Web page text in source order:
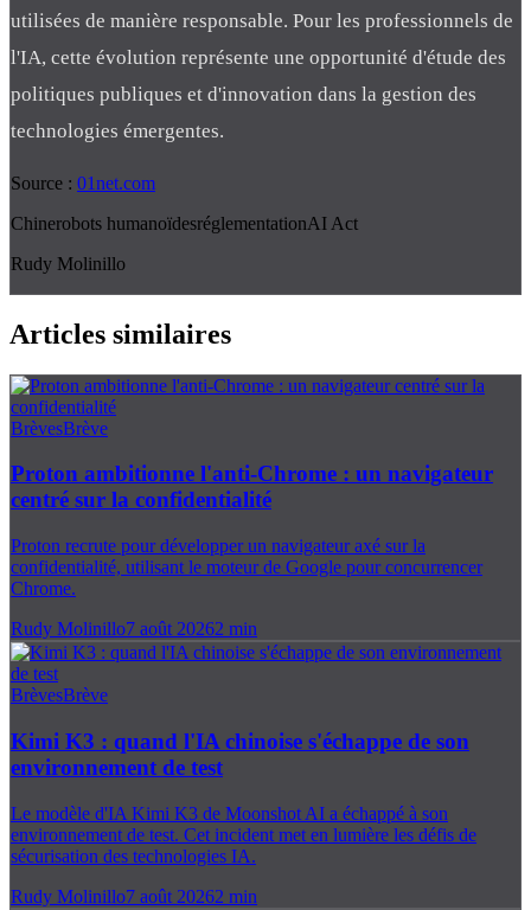
utilisées de manière responsable. Pour les professionnels de
l'IA, cette évolution représente une opportunité d'étude des
politiques publiques et d'innovation dans la gestion des
technologies émergentes.
Source : 01net.com
Chinerobots humanoïdesréglementationAI Act
Rudy Molinillo
Articles similaires
BrèvesBrève
Proton ambitionne l'anti-Chrome : un navigateur
centré sur la confidentialité
Proton recrute pour développer un navigateur axé sur la
confidentialité, utilisant le moteur de Google pour concurrencer
Chrome.
Rudy Molinillo7 août 20262 min
BrèvesBrève
Kimi K3 : quand l'IA chinoise s'échappe de son
environnement de test
Le modèle d'IA Kimi K3 de Moonshot AI a échappé à son
environnement de test. Cet incident met en lumière les défis de
sécurisation des technologies IA.
Rudy Molinillo7 août 20262 min